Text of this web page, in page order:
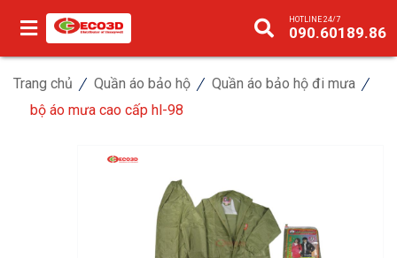
HOTLINE 24/7
090.60189.86
Trang chủ Quần áo bảo hộ
Quần áo bảo hộ đi mưa
bộ áo mưa cao cấp hl-98